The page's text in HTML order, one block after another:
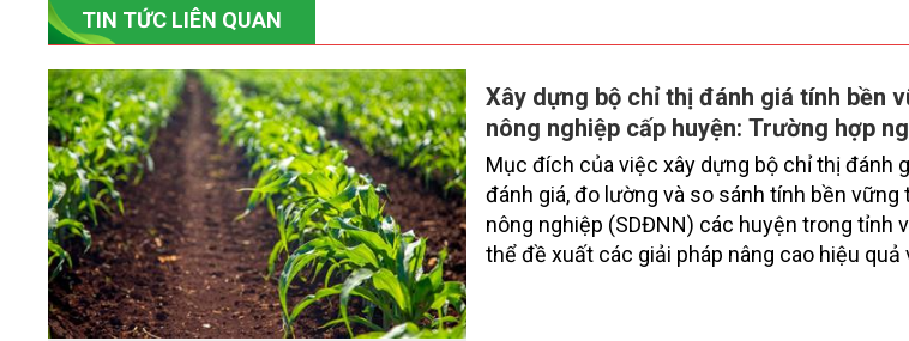
TIN TỨC LIÊN QUAN
Xây dựng bộ chỉ thị đánh giá tính bền
nông nghiệp cấp huyện: Trường hợp
Mục đích của việc xây dựng bộ chỉ thị đánh
đánh giá, đo lường và so sánh tính bền
nông nghiệp (SDĐNN) các huyện trong tỉnh
thể đề xuất các giải pháp nâng cao hiệu quả